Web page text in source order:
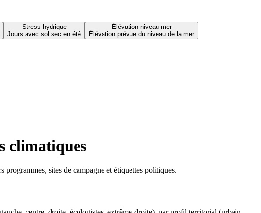
Stress hydrique
Jours avec sol sec en été
Élévation niveau mer
Élévation prévue du niveau de la mer
climatiques
sites de campagne et étiquettes politiques.